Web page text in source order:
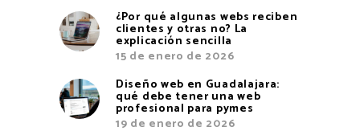
¿Por qué algunas webs reciben
clientes y otras no? La
explicación sencilla
15 de enero de 2026
Diseño web en Guadalajara:
qué debe tener una web
profesional para pymes
19 de enero de 2026